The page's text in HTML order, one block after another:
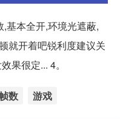
基本全开,环境光遮蔽,
就开着吧锐利度建议关
果很定... 4。
数 游戏